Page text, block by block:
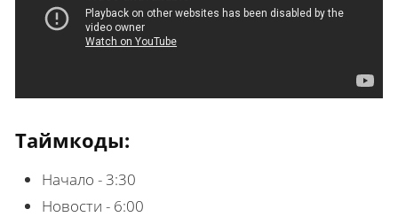
Таймкоды:
Начало - 3:30
Новости - 6:00